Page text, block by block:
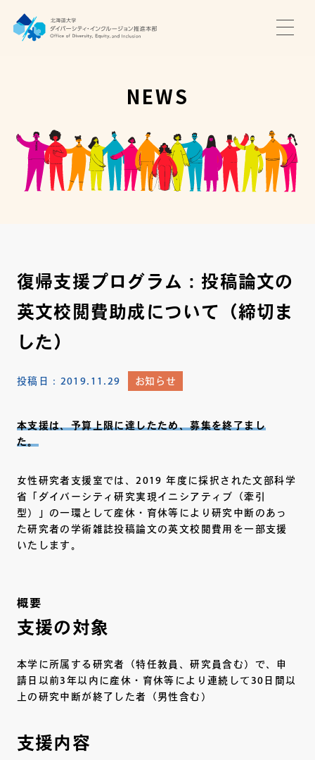
推進本部について
アクセス・お問い合わせ
NEWS
復帰支援プログラム：投稿論文の
英文校閲費助成について（締切ま
した）
投稿日： 2019.11.29 お知らせ
本支援は、予算上限に達したため、募集を終了まし
た。
女性研究者支援室では、2019 年度に採択された文部科学
省「ダイバーシティ研究実現イニシアティブ（牽引
型）」の一環として産休・育休等により研究中断のあっ
た研究者の学術雑誌投稿論文の英文校閲費用を一部支援
いたします。
概要
支援の対象
本学に所属する研究者（特任教員、研究員含む）で、申
請日以前3年以内に産休・育休等により連続して30日間以
上の研究中断が終了した者（男性含む）
支援内容